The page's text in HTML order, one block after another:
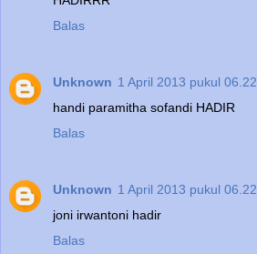
Balas
Unknown 1 April 2013 pukul 06.22
handi paramitha sofandi HADIR
Balas
Unknown 1 April 2013 pukul 06.22
joni irwantoni hadir
Balas